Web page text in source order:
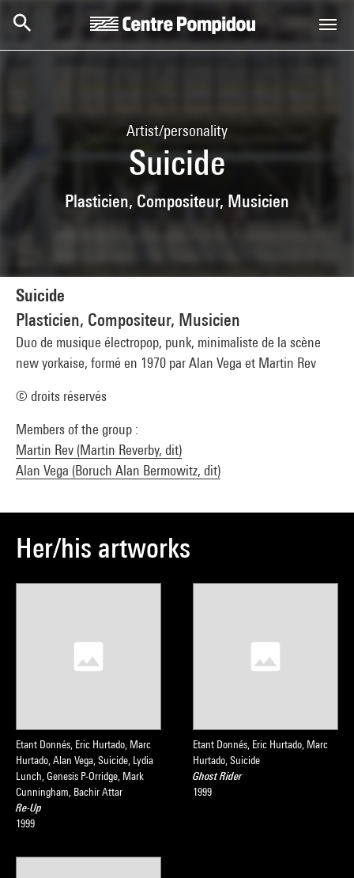
Artist/personality
Suicide
Plasticien, Compositeur, Musicien
Suicide
Plasticien, Compositeur, Musicien
Duo de musique électropop, punk, minimaliste de la scène
new yorkaise, formé en 1970 par Alan Vega et Martin Rev
© droits réservés
Members of the group :
Martin Rev (Martin Reverby, dit)
Alan Vega (Boruch Alan Bermowitz, dit)
Her/his artworks
Etant Donnés, Eric Hurtado, Marc
Hurtado, Alan Vega, Suicide, Lydia
Lunch, Genesis P-Orridge, Mark
Cunningham, Bachir Attar
Re-Up
1999
Etant Donnés, Eric Hurtado, Marc
Hurtado, Suicide
Ghost Rider
1999